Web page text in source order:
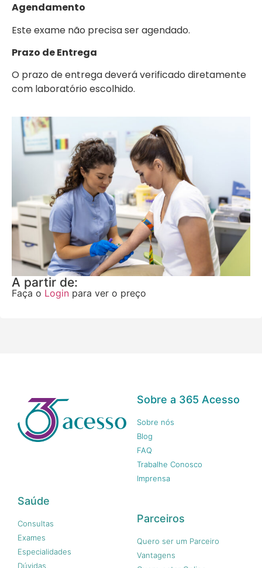
Agendamento
Este exame não precisa ser agendado.
Prazo de Entrega
O prazo de entrega deverá verificado diretamente
com laboratório escolhido.
A partir de:
Faça o Login para ver o preço
Sobre a 365 Acesso
Sobre nós
Blog
FAQ
Trabalhe Conosco
Imprensa
Saúde
Consultas
Exames
Especialidades
Dúvidas
Parceiros
Quero ser um Parceiro
Vantagens